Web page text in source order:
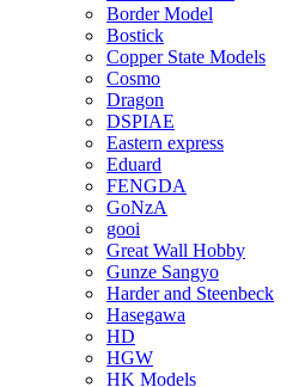
Border Model
Bostick
Copper State Models
Cosmo
Dragon
DSPIAE
Eastern express
Eduard
FENGDA
GoNzA
gooi
Great Wall Hobby
Gunze Sangyo
Harder and Steenbeck
Hasegawa
HD
HGW
HK Models